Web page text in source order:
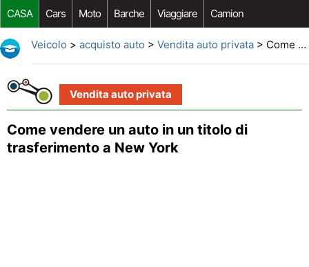
CASA Cars Moto Barche Viaggiare Camion
Riparazione Auto Acquisto Auto Car Opzioni Aftermarket
Veicolo > acquisto auto > Vendita auto privata> Come vendere un auto in un titolo di trasferimento a New York
Vendita auto privata
Come vendere un auto in un titolo di
trasferimento a New York